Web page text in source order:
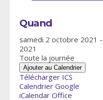
Quand
samedi 2 octobre 2021
2021
Toute la journée
Ajouter au Calendrier
Télécharger ICS
Calendrier Google
iCalendar Office